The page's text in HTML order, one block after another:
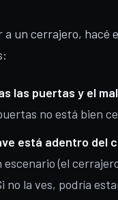
a un cerrajero, hacé
las puertas y el
no está bien
está adentro del
escenario (el
no la ves, podría